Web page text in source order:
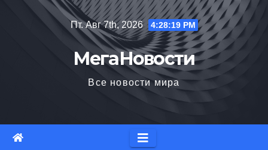
Пт. Авг 7th, 2026 4:28:20 PM
МегаНовости
Все новости мира